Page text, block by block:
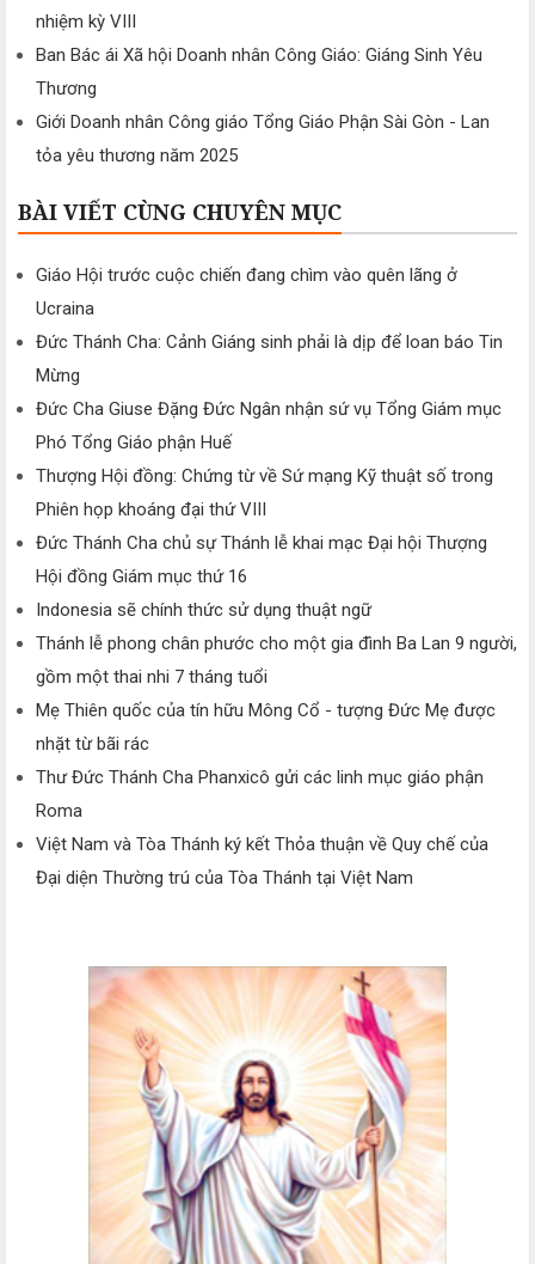
nhiệm kỳ VIII
Ban Bác ái Xã hội Doanh nhân Công Giáo: Giáng Sinh Yêu
Thương
Giới Doanh nhân Công giáo Tổng Giáo Phận Sài Gòn - Lan
tỏa yêu thương năm 2025
BÀI VIẾT CÙNG CHUYÊN MỤC
Giáo Hội trước cuộc chiến đang chìm vào quên lãng ở
Ucraina
Đức Thánh Cha: Cảnh Giáng sinh phải là dịp để loan báo Tin
Mừng
Đức Cha Giuse Đặng Đức Ngân nhận sứ vụ Tổng Giám mục
Phó Tổng Giáo phận Huế
Thượng Hội đồng: Chứng từ về Sứ mạng Kỹ thuật số trong
Phiên họp khoáng đại thứ VIII
Đức Thánh Cha chủ sự Thánh lễ khai mạc Đại hội Thượng
Hội đồng Giám mục thứ 16
Indonesia sẽ chính thức sử dụng thuật ngữ
Thánh lễ phong chân phước cho một gia đình Ba Lan 9 người,
gồm một thai nhi 7 tháng tuổi
Mẹ Thiên quốc của tín hữu Mông Cổ - tượng Đức Mẹ được
nhặt từ bãi rác
Thư Đức Thánh Cha Phanxicô gửi các linh mục giáo phận
Roma
Việt Nam và Tòa Thánh ký kết Thỏa thuận về Quy chế của
Đại diện Thường trú của Tòa Thánh tại Việt Nam